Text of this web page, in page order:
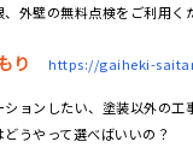
壁の無料点検をご利用く
り https://gaiheki-
ョンしたい、塗装以外の
うやって選べばいいの？